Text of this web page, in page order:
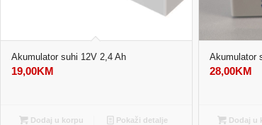
Akumulator suhi 12V 2,4 Ah
19,00KM
Dodaj u korpu Pokaži detalje
Akumulator
28,00KM
Dodaj u